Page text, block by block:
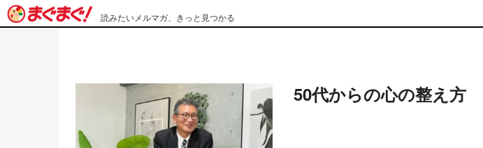
読みたいメルマガ、きっと見つかる
50代からの心の整え方